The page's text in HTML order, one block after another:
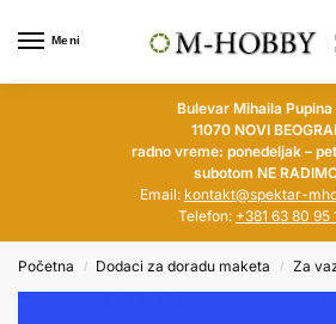
Meni
Bulevar Mihaila Pupina
11070 NOVI
radno vreme: ponedeljak –
subotom NE
Email: kontakt@spektar-
Telefon: +381 63 80 95
Početna / Dodaci za doradu maketa / Za